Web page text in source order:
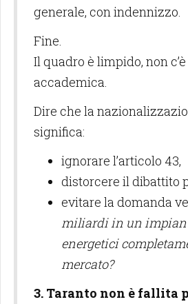
generale, con indennizzo.
Fine.
Il quadro è limpido, non
accademica.
Dire che la
significa:
ignorare l’articolo 43,
distorcere il dibattito
evitare la domanda
miliardi in un
energetici
mercato?
3. Taranto non è fallita